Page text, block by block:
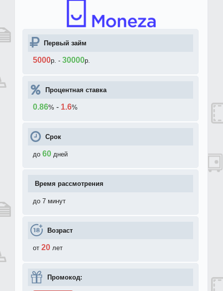
Первый займ
5000р. - 30000р.
Процентная ставка
0.86% - 1.6%
Срок
до 60 дней
Время рассмотрения
до 7 минут
Возраст
от 20 лет
Промокод: